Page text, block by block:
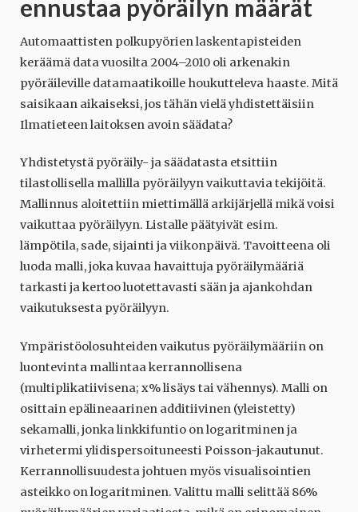
ennustaa pyöräilyn määrät
Automaattisten polkupyörien laskentapisteiden
keräämä data vuosilta 2004–2010 oli arkenakin
pyöräileville datamaatikoille houkutteleva haaste. Mitä
saisikaan aikaiseksi, jos tähän vielä yhdistettäisiin
Ilmatieteen laitoksen avoin säädata?
Yhdistetystä pyöräily- ja säädatasta etsittiin
tilastollisella mallilla pyöräilyyn vaikuttavia tekijöitä.
Mallinnus aloitettiin miettimällä arkijärjellä mikä voisi
vaikuttaa pyöräilyyn. Listalle päätyivät esim.
lämpötila, sade, sijainti ja viikonpäivä. Tavoitteena oli
luoda malli, joka kuvaa havaittuja pyöräilymääriä
tarkasti ja kertoo luotettavasti sään ja ajankohdan
vaikutuksesta pyöräilyyn.
Ympäristöolosuhteiden vaikutus pyöräilymääriin on
luontevinta mallintaa kerrannollisena
(multiplikatiivisena; x% lisäys tai vähennys). Malli on
osittain epälineaarinen additiivinen (yleistetty)
sekamalli, jonka linkkifuntio on logaritminen ja
virhetermi ylidispersoituneesti Poisson-jakautunut.
Kerrannollisuudesta johtuen myös visualisointien
asteikko on logaritminen. Valittu malli selittää 86%